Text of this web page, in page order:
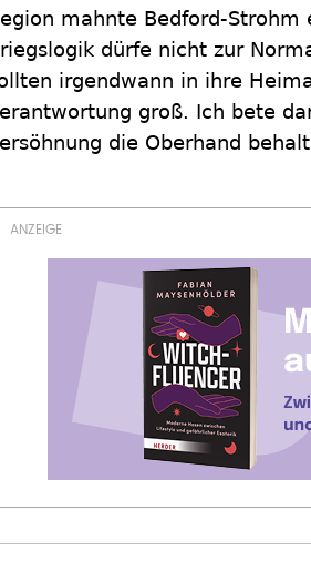
mahnte Bedford-
dürfe nicht zur
irgendwann in ihre
groß. Ich bete
die Oberhand